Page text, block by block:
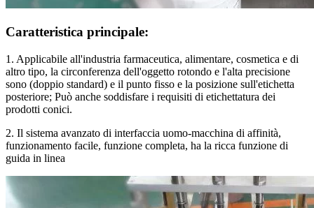
Caratteristica principale:
1. Applicabile all'industria farmaceutica, alimentare, cosmetica e di
altro tipo, la circonferenza dell'oggetto rotondo e l'alta precisione
sono (doppio standard) e il punto fisso e la posizione sull'etichetta
posteriore; Può anche soddisfare i requisiti di etichettatura dei
prodotti conici.
2. Il sistema avanzato di interfaccia uomo-macchina di affinità,
funzionamento facile, funzione completa, ha la ricca funzione di
guida in linea